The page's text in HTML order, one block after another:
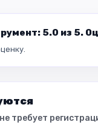
5.0 из 5.
требует